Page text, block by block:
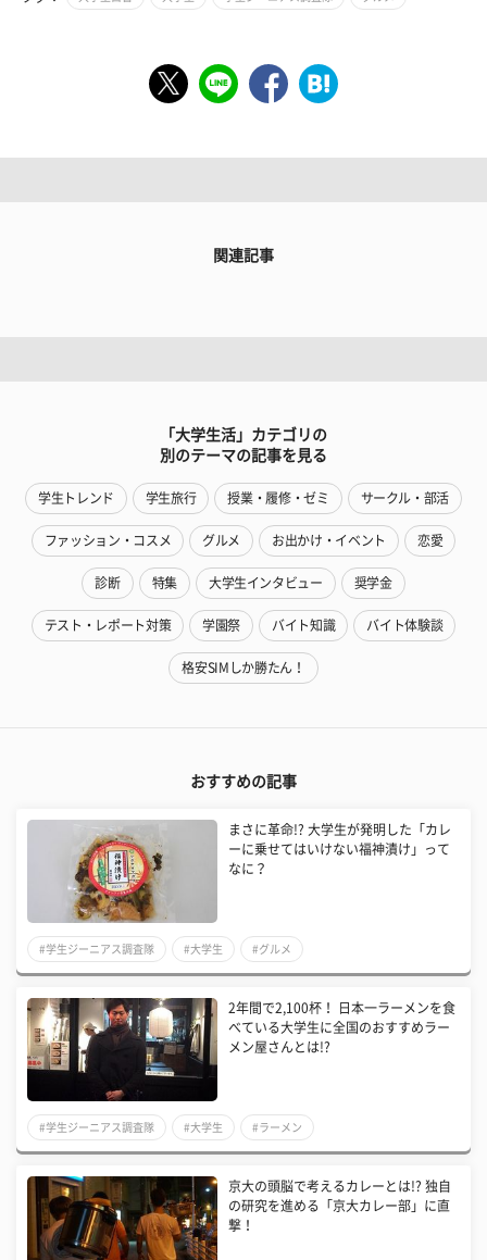
関連記事
「大学生活」カテゴリの
別のテーマの記事を見る
学生トレンド 学生旅行 授業・履修・ゼミ サークル・部活
ファッション・コスメ グルメ お出かけ・イベント 恋愛
診断 特集 大学生インタビュー 奨学金
テスト・レポート対策 学園祭 バイト知識 バイト体験談
格安SIMしか勝たん！
おすすめの記事
まさに革命!? 大学生が発明した「カレ
ーに乗せてはいけない福神漬け」って
なに？
#学生ジーニアス調査隊 #大学生 #グルメ
2年間で2,100杯！ 日本一ラーメンを食
べている大学生に全国のおすすめラー
メン屋さんとは!?
#学生ジーニアス調査隊 #大学生 #ラーメン
京大の頭脳で考えるカレーとは!? 独自
の研究を進める「京大カレー部」に直
撃！